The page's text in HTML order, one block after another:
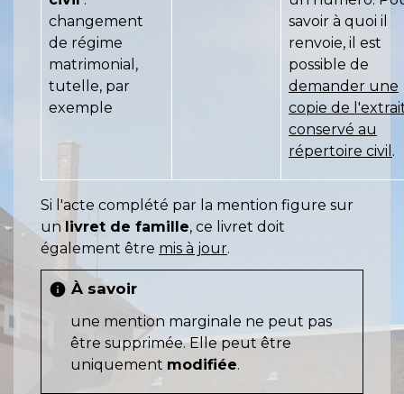
changement
de régime
matrimonial,
tutelle, par
exemple
savoir à quoi il
renvoie, il est
possible de
demander une
copie de
conservé au
répertoire civil .
Si l'acte complété par la mention figure sur
un livret de famille, ce livret doit
également être mis à jour.
info À savoir
une mention marginale ne peut pas
être supprimée. Elle peut être
uniquement modifiée.